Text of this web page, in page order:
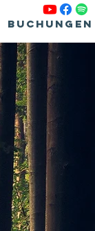
Buchungen